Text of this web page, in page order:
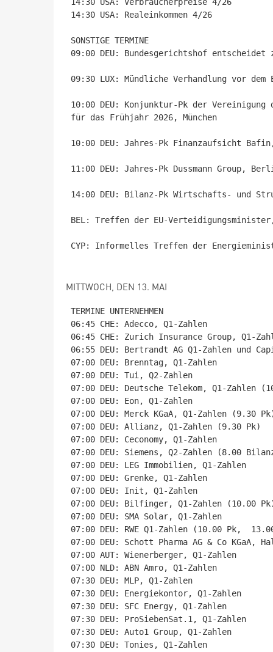
14:30 USA: Realeinkommen 4/26
SONSTIGE TERMINE
09:00 DEU: Bundesgerichtshof
09:30 LUX: Mündliche Verhandlung vor
10:00 DEU: Konjunktur-Pk der
für das Frühjahr 2026, München
10:00 DEU: Jahres-Pk Finanzaufsicht
11:00 DEU: Jahres-Pk Dussmann Group,
14:00 DEU: Bilanz-Pk Wirtschafts- und
BEL: Treffen der EU-
CYP: Informelles Treffen der
MITTWOCH, DEN 13. MAI
TERMINE UNTERNEHMEN
06:45 CHE: Adecco, Q1-Zahlen
06:45 CHE: Zurich Insurance Group, Q1-
06:55 DEU: Bertrandt AG Q1-Zahlen und
07:00 DEU: Brenntag, Q1-Zahlen
07:00 DEU: Tui, Q2-Zahlen
07:00 DEU: Deutsche Telekom, Q1-Zahlen
07:00 DEU: Eon, Q1-Zahlen
07:00 DEU: Merck KGaA, Q1-Zahlen (9.30
07:00 DEU: Allianz, Q1-Zahlen (9.30 Pk)
07:00 DEU: Ceconomy, Q1-Zahlen
07:00 DEU: Siemens, Q2-Zahlen (8.00
07:00 DEU: LEG Immobilien, Q1-Zahlen
07:00 DEU: Grenke, Q1-Zahlen
07:00 DEU: Init, Q1-Zahlen
07:00 DEU: Bilfinger, Q1-Zahlen (10.00
07:00 DEU: SMA Solar, Q1-Zahlen
07:00 DEU: RWE Q1-Zahlen (10.00 Pk,
07:00 DEU: Schott Pharma AG & Co KGaA,
07:00 AUT: Wienerberger, Q1-Zahlen
07:00 NLD: ABN Amro, Q1-Zahlen
07:30 DEU: MLP, Q1-Zahlen
07:30 DEU: Energiekontor, Q1-Zahlen
07:30 DEU: SFC Energy, Q1-Zahlen
07:30 DEU: ProSiebenSat.1, Q1-Zahlen
07:30 DEU: Auto1 Group, Q1-Zahlen
07:30 DEU: Tonies, Q1-Zahlen